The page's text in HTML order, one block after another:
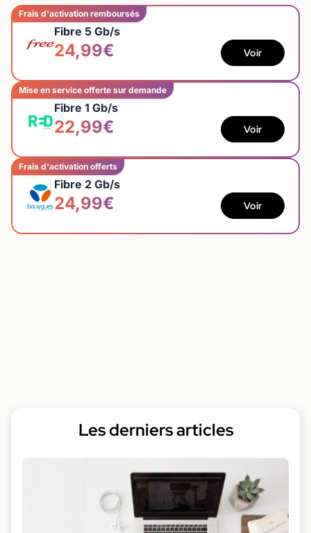
Frais d'activation remboursés
Fibre 5 Gb/s
24,99€ Voir
Mise en service offerte sur demande
Fibre 1 Gb/s
22,99€ Voir
Frais d'activation offerts
Fibre 2 Gb/s
24,99€ Voir
Les derniers articles